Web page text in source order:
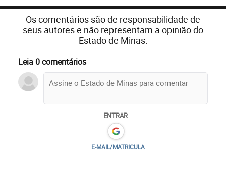
Os comentários são de responsabilidade de
seus autores e não representam a opinião do
Estado de Minas.
Leia 0 comentários
ENTRAR
E-MAIL/MATRICULA